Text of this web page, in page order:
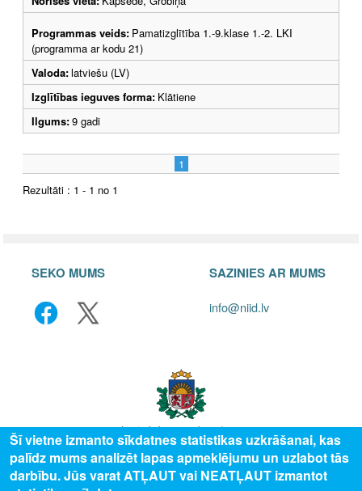
Programmas veids: Pamatizglītība 1.-9.klase 1.-2. LKI
(programma ar kodu 21)
Valoda:latviešu (LV)
Izglītības ieguves forma: Klātiene
Ilgums:9 gadi
1
Rezultāti : 1 - 1 no 1
SEKO MUMS SAZINIES AR MUMS
info@niid.lv
© 2025 Valsts izglītības attīstības aģentūra, publicētā satura visas tiesības
Šī vietne izmanto sīkdatnes statistikas uzkrāšanai, kas
palīdz mums analizēt lapas apmeklējumu un uzlabot tās
darbību. Jūs varat ATĻAUT vai NEATĻAUT izmantot